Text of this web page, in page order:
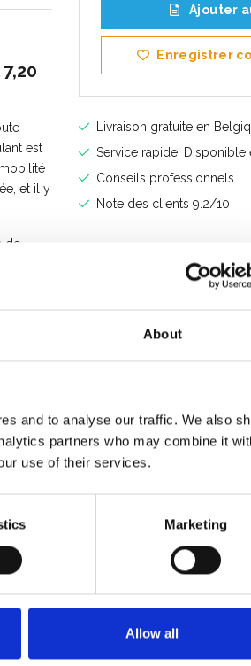
About
and to analyse our traffic. We also
partners who may combine it
use of their services.
Marketing
Allow all
Ajouter
Enregistrer
Livraison gratuite en
Service rapide. Disponible
Conseils professionnels
Note des clients 9.2/10
est
et il y
de